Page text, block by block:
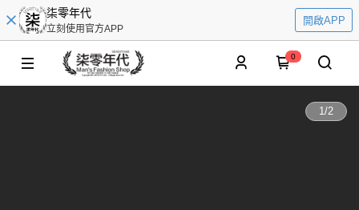
柒零年代
立刻使用官方APP
開啟APP
0
1/2